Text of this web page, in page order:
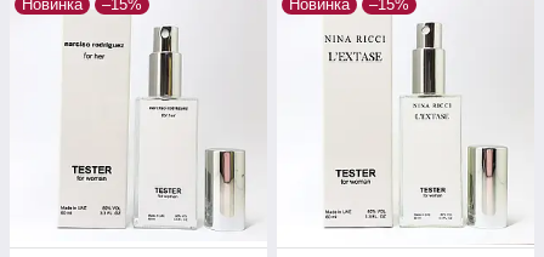
Новинка –15% Новинка –15%